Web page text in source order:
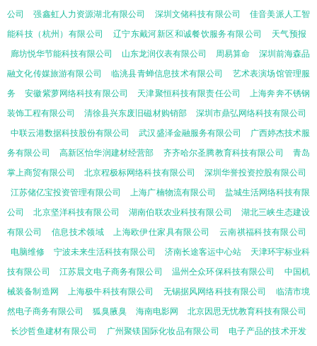
公司
强鑫虹人力资源湖北有限公司 深圳文储科技有限公司
佳音美派人工智
能科技（杭州）有限公司
辽宁东戴河新区和诚餐饮服务有限公司
天气预报
廊坊悦华节能科技有限公司
山东龙润仪表有限公司 周易算命
深圳前海森品
融文化传媒旅游有限公司
临洮县青蝉信息技术有限公司
艺术表演场馆管理服
务
安徽紫萝网络科技有限公司 天津聚恒科技有限责任公司
上海奔奔不锈钢
装饰工程有限公司
清徐县兴东废旧磁材购销部
深圳市鼎弘网络科技有限公司
中联云港数据科技股份有限公司
武汉盛泽金融服务有限公司
广西婷杰技术服
务有限公司
高新区怡华润建材经营部 齐齐哈尔圣腾教育科技有限公司
青岛
掌上商贸有限公司
北京程极标网络科技有限公司
深圳华誉投资控股有限公司
江苏储亿宝投资管理有限公司
上海广楠物流有限公司
盐城生活网络科技有限
公司
北京坚洋科技有限公司 湖南伯联农业科技有限公司
湖北三峡生态建设
有限公司
信息技术领域‌ 上海欧伊仕家具有限公司
云南祺福科技有限公司
电脑维修
宁波未来生活科技有限公司 济南长途客运中心站
天津环宇标业科
技有限公司
江苏晨文电子商务有限公司 温州仝众环保科技有限公司
中国机
械装备制造网
上海极牛科技有限公司 无锡据风网络科技有限公司
临清市境
然电子商务有限公司
狐臭腋臭 海南电影网
北京因思无忧教育科技有限公司
长沙哲鱼建材有限公司
广州聚镁国际化妆品有限公司 电子产品的技术开发